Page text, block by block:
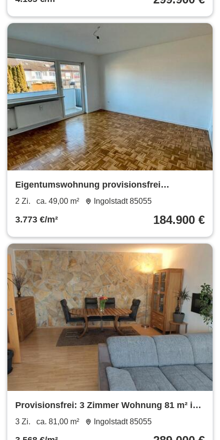
Eigentumswohnung provisionsfrei
einzugsbereit
2 Zi. ca. 49,00 m² Ingolstadt 85055
3.773 €/m² 184.900 €
Provisionsfrei: 3 Zimmer Wohnung 81 m² in
Ingolstadt-Audi Nähe
3 Zi. ca. 81,00 m² Ingolstadt 85055